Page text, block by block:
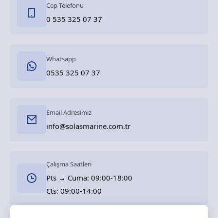
Cep Telefonu
0 535 325 07 37
Whatsapp
0535 325 07 37
Email Adresimiz
info@solasmarine.com.tr
Çalışma Saatleri
Pts → Cuma: 09:00-18:00
Cts: 09:00-14:00